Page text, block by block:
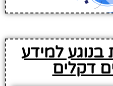
למידע
דקלים